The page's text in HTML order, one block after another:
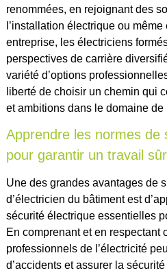
renommées, en rejoignant des
l’installation électrique ou
entreprise, les électriciens
perspectives de carrière
variété d’options
liberté de choisir un chemin qui
et ambitions dans le domaine de
Apprendre les normes de
pour garantir un travail
Une des grandes avantages de
d’électricien du bâtiment est
sécurité électrique essentielles
En comprenant et en respectant
professionnels de l’électricité
d’accidents et assurer la